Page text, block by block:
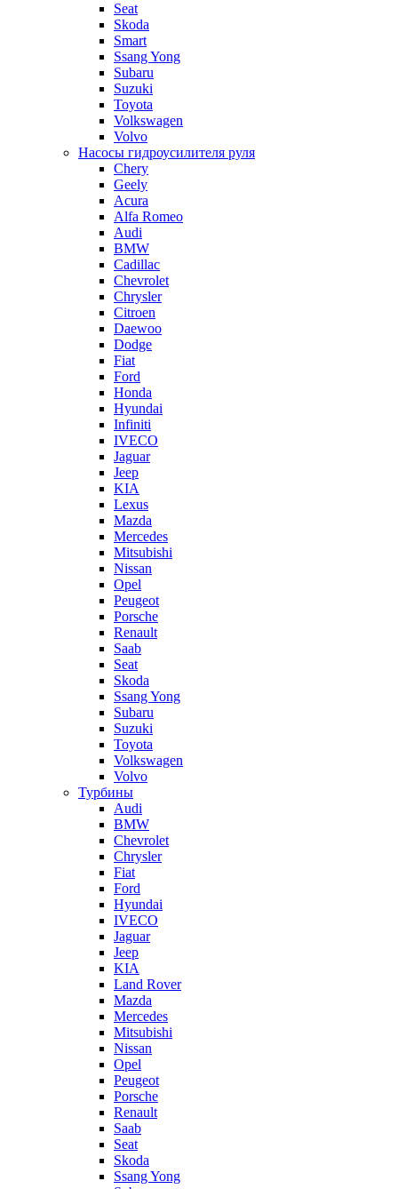
Seat
Skoda
Smart
Ssang Yong
Subaru
Suzuki
Toyota
Volkswagen
Volvo
Насосы гидроусилителя руля
Chery
Geely
Acura
Alfa Romeo
Audi
BMW
Cadillac
Chevrolet
Chrysler
Citroen
Daewoo
Dodge
Fiat
Ford
Honda
Hyundai
Infiniti
IVECO
Jaguar
Jeep
KIA
Lexus
Mazda
Mercedes
Mitsubishi
Nissan
Opel
Peugeot
Porsche
Renault
Saab
Seat
Skoda
Ssang Yong
Subaru
Suzuki
Toyota
Volkswagen
Volvo
Турбины
Audi
BMW
Chevrolet
Chrysler
Fiat
Ford
Hyundai
IVECO
Jaguar
Jeep
KIA
Land Rover
Mazda
Mercedes
Mitsubishi
Nissan
Opel
Peugeot
Porsche
Renault
Saab
Seat
Skoda
Ssang Yong